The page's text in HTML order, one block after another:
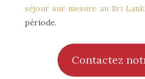
séjour sur mesure au Sri
période.
Contactez